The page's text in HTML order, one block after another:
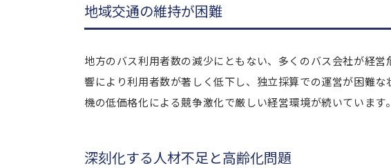
地域交通の維持が困難
地方のバス利用者数の減少にともない、多くのバス会社が経
響により利用者数が著しく低下し、独立採算での運営が困難
機の低価格化による競争激化で厳しい経営環境が続いています。
深刻化する人材不足と高齢化問題